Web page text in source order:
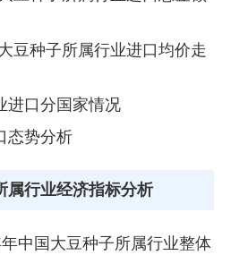
豆种子所属行业进口均价走
进口分国家情况
态势分析
属行业经济指标分析
中国大豆种子所属行业整体